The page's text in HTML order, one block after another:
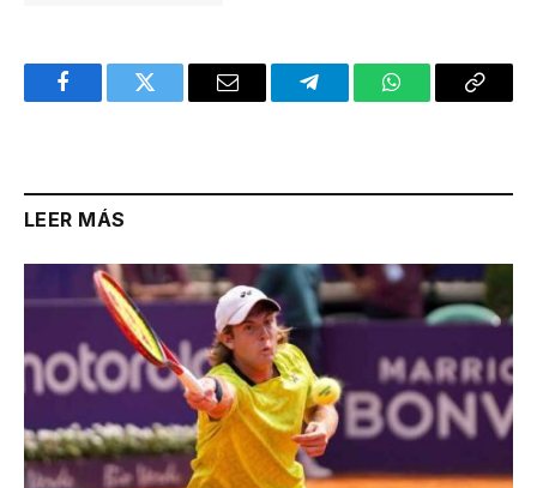
FacebookTwitter Email TelegramWhatsAppCopy
LEER MÁS